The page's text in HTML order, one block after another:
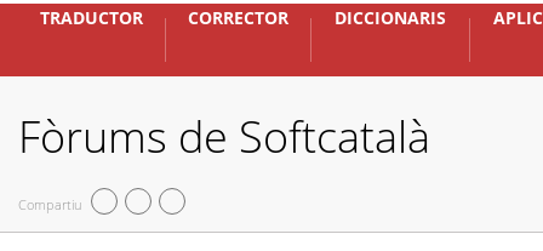
TRADUCTOR CORRECTOR DICCIONARIS
Fòrums de Softcatalà
Compartiu